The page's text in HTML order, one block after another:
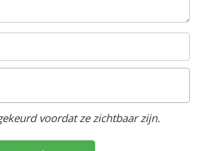
voordat ze zichtbaar zijn.